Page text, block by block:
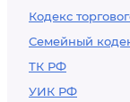
Кодекс
Семейный
ТК РФ
УИК РФ